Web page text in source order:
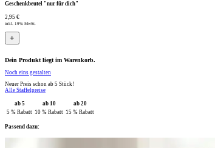
Geschenkbeutel "nur für dich"
2,95 €
inkl. 19% MwSt.
+
Dein Produkt liegt im Warenkorb.
Noch eins gestalten
Neuer Preis schon ab 5 Stück!
Alle Staffelpreise
ab 5 ab 10
ab 20
5 % Rabatt 10 % Rabatt 15 % Rabatt
Passend dazu: